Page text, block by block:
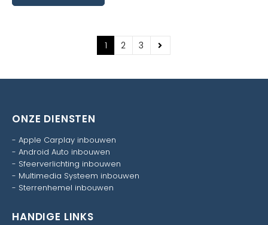
1 2 3
ONZE DIENSTEN
- Apple Carplay inbouwen
- Android Auto inbouwen
- Sfeerverlichting inbouwen
- Multimedia Systeem inbouwen
- Sterrenhemel inbouwen
HANDIGE LINKS